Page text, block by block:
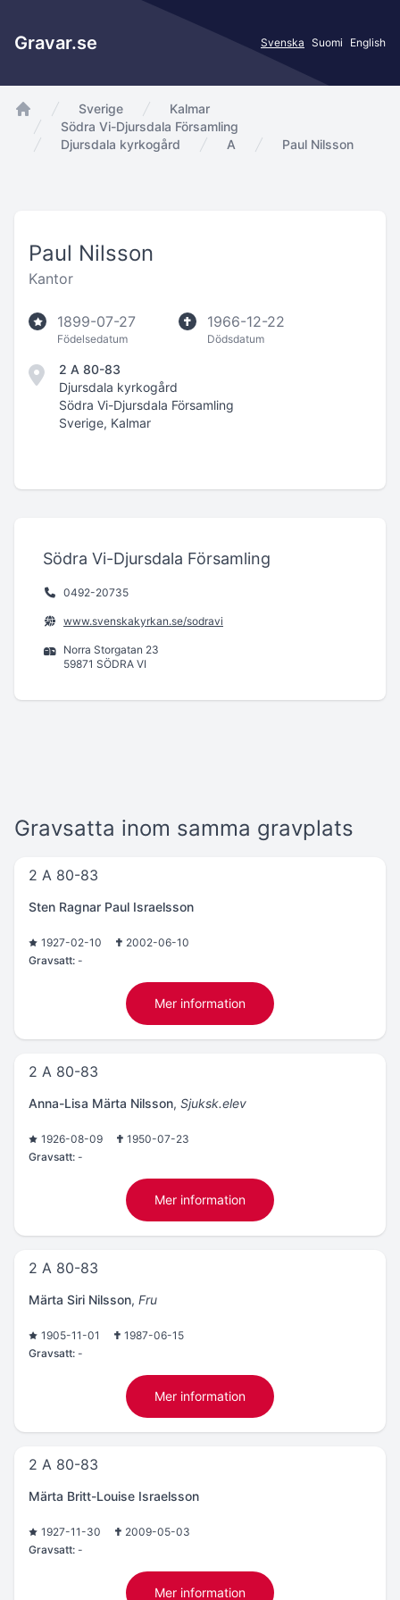
Gravar.se Svenska Suomi English
app.Start
Sverige
Kalmar
Södra Vi-Djursdala Församling
Djursdala kyrkogård
A Paul Nilsson
Paul Nilsson
Kantor
1899-07-27
Födelsedatum
1966-12-22
Dödsdatum
2 A 80-83
Djursdala kyrkogård
Södra Vi-Djursdala Församling
Sverige, Kalmar
Södra Vi-Djursdala Församling
0492-20735
www.svenskakyrkan.se/sodravi
Norra Storgatan 23
59871 SÖDRA VI
Gravsatta inom samma gravplats
2 A 80-83
Sten Ragnar Paul Israelsson
1927-02-10
2002-06-10
Gravsatt: -
Mer information
2 A 80-83
Anna-Lisa Märta Nilsson, Sjuksk.elev
1926-08-09
1950-07-23
Gravsatt: -
Mer information
2 A 80-83
Märta Siri Nilsson, Fru
1905-11-01
1987-06-15
Gravsatt: -
Mer information
2 A 80-83
Märta Britt-Louise Israelsson
1927-11-30
2009-05-03
Gravsatt: -
Mer information